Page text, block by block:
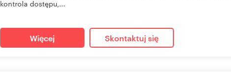
kontrola dostępu,...
Więcej Skontaktuj się